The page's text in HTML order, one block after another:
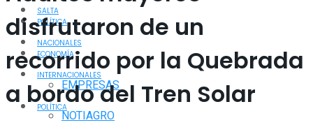
POLÍTICA
ECONOMÍA
EMPRESAS
NOTIAGRO
SALTA
NACIONALES
INTERNACIONALES
POLÍTICA
disfrutaron de un
recorrido por la Quebrada
a bordo del Tren Solar